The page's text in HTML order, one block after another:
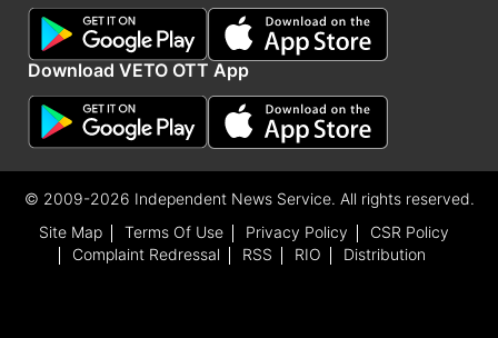
सांसद मितेश पटेल ने कहा," "हमारी दो बेटियां विदेश में मुसीबत
में थीं और मानव तस्करी का शिकार होने जा रही थीं। जैसे ही
Download VETO OTT App
© 2009-2026 Independent News Service. All rights reserved.
Site Map
Terms Of Use Privacy Policy
CSR Policy
Complaint Redressal
RSS RIO Distribution